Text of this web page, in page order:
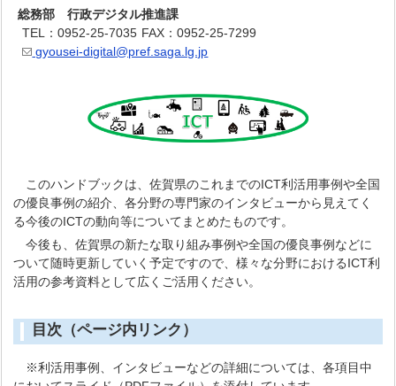
総務部 行政デジタル推進課
TEL：0952-25-7035 FAX：0952-25-7299
gyousei-digital@pref.saga.lg.jp
このハンドブックは、佐賀県のこれまでのICT利活用事例や全国
の優良事例の紹介、各分野の専門家のインタビューから見えてく
る今後のICTの動向等についてまとめたものです。
今後も、佐賀県の新たな取り組み事例や全国の優良事例などに
ついて随時更新していく予定ですので、様々な分野におけるICT利
活用の参考資料として広くご活用ください。
目次（ページ内リンク）
※利活用事例、インタビューなどの詳細については、各項目中